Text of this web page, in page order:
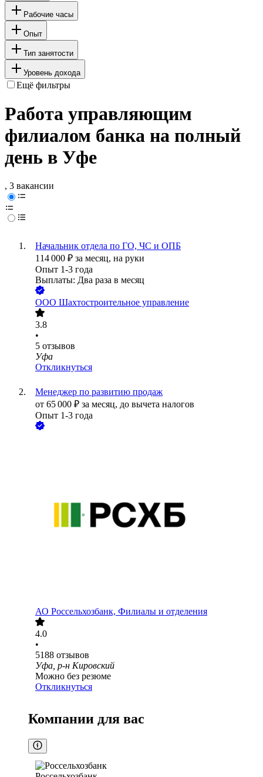
Рабочие часы
Опыт
Тип занятости
Уровень дохода
Ещё фильтры
Работа управляющим
филиалом банка на полный
день в Уфе
, 3 вакансии
Начальник отдела по ГО, ЧС и ОПБ
114 000 ₽ за месяц, на руки
Опыт 1-3 года
Выплаты: Два раза в месяц
ООО Шахтостроительное управление
3.8
•
5 отзывов
Уфа
Откликнуться
Менеджер по развитию продаж
от 65 000 ₽ за месяц, до вычета налогов
Опыт 1-3 года
АО Россельхозбанк, Филиалы и отделения
4.0
•
5188 отзывов
Уфа, р-н Кировский
Можно без резюме
Откликнуться
Компании для вас